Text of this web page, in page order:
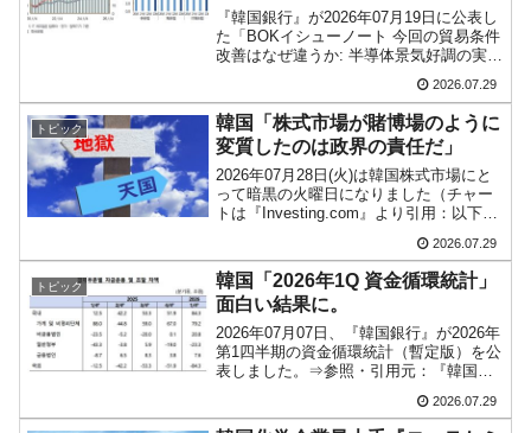
『Money1』 韓国で猛暑。南東部では干ばつ
韓国型イージス搭載の次世代駆逐艦
『Money1』
【対日本円】ウォン安が急進！ 日米の協調に
韓国がいっちょがみしたのでは。
『韓国銀行』が2026年07月19日に公表し
た「BOKイシューノート 今回の貿易条件
改善はなぜ違うか: 半導体景気好調の実物
データがあるのでご紹介します。IT産業
が雇用誘発効果が低い――というデータ
です。...
2026.07.29
トピック
韓国「株式市場が賭博場のように
変質したのは政界の責任だ」
2026年07月28日(火)は韓国株式市場にと
って暗黒の火曜日になりました（チャー
トは『Investing.com』より引用：以下
市場の結果を受けて、ギャップダウンし
て始まりました。開場すぐの午前9時...
2026.07.29
トピック
韓国「2026年1Q 資金循環統計」
面白い結果に。
2026年07月07日、『韓国銀行』が2026年
第1四半期の資金循環統計（暫定版）を公
表しました。⇒参照・引用元：『韓国銀
순환(잠정)」資金循環統計は、資金の需要
と供給を主体別に見るもので、要す...
2026.07.29